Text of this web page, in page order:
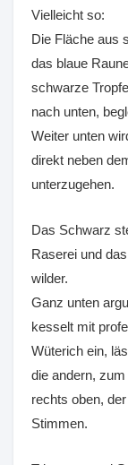
Vielleicht so:
Die Fläche aus
das blaue
schwarze
nach unten,
Weiter unten
direkt neben
unterzugehen.
Das Schwarz
Raserei und
wilder.
Ganz unten
kesselt mit
Wüterich ein,
die andern,
rechts oben,
Stimmen.